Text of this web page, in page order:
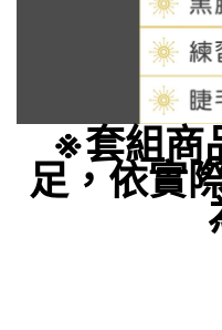
※套組商
足，依實